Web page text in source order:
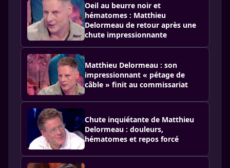
Oeil au beurre noir et
hématomes : Matthieu
Delormeau de retour après une
chute impressionnante
Matthieu Delormeau : son
impressionnant « pétage de
câble » finit au commissariat
Chute inquiétante de Matthieu
Delormeau : douleurs,
hématomes et repos forcé